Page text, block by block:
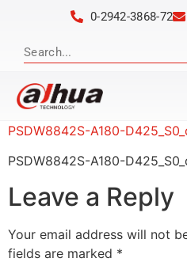
0-2942-3868-72
PSDW8842S-A180-
PSDW8842S-A180-
Leave a Reply
Your email address will not
fields are marked *